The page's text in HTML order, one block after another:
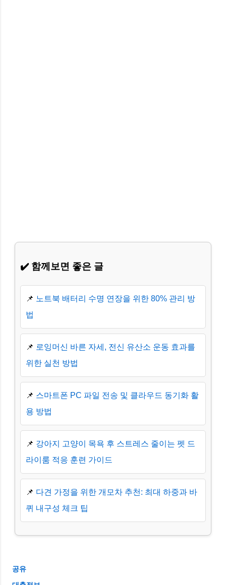
✔️ 함께보면 좋은 글
📌 노트북 배터리 수명 연장을 위한 80% 관리 방
법
📌 로잉머신 바른 자세, 전신 유산소 운동 효과를
위한 실천 방법
📌 스마트폰 PC 파일 전송 및 클라우드 동기화 활
용 방법
📌 강아지 고양이 목욕 후 스트레스 줄이는 펫 드
라이룸 적응 훈련 가이드
📌 다견 가정을 위한 개모차 추천: 최대 하중과 바
퀴 내구성 체크 팁
공유